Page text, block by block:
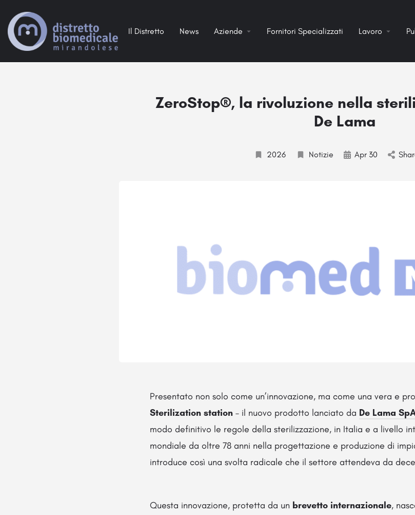
Il Distretto News Aziende Fornitori Specializzati Lavoro
ZeroStop®, la rivoluzione nella
De Lama
2026 Notizie Apr 30
Presentato non solo come un’innovazione, ma come una vera e
Sterilization station – il nuovo prodotto lanciato da De Lama
modo definitivo le regole della sterilizzazione, in Italia e a livello
mondiale da oltre 78 anni nella progettazione e produzione di
introduce così una svolta radicale che il settore attendeva da
Questa innovazione, protetta da un brevetto internazionale,